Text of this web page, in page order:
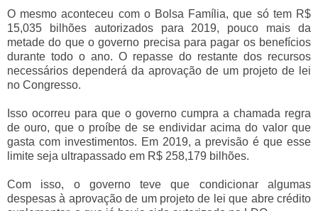
O mesmo aconteceu com o Bolsa Família, que só tem R$
15,035 bilhões autorizados para 2019, pouco mais da
metade do que o governo precisa para pagar os benefícios
durante todo o ano. O repasse do restante dos recursos
necessários dependerá da aprovação de um projeto de lei
no Congresso.
Isso ocorreu para que o governo cumpra a chamada regra
de ouro, que o proíbe de se endividar acima do valor que
gasta com investimentos. Em 2019, a previsão é que esse
limite seja ultrapassado em R$ 258,179 bilhões.
Com isso, o governo teve que condicionar algumas
despesas à aprovação de um projeto de lei que abre crédito